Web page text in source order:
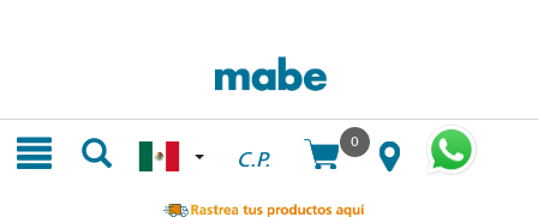
C.P.
0